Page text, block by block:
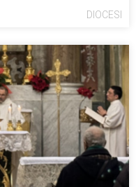
DIOCESI